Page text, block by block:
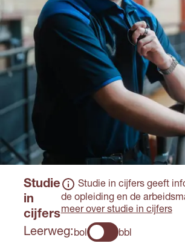
Studie
in
cijfers
Studie in cijfers geeft
de opleiding en de
meer over studie in cijfers
Leerweg: bol bbl